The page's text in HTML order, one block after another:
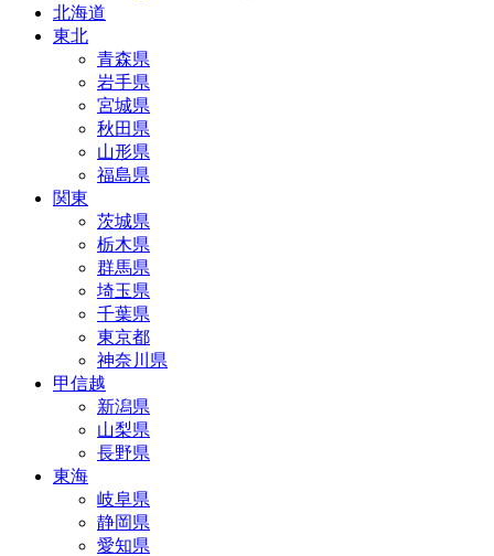
北海道
東北
青森県
岩手県
宮城県
秋田県
山形県
福島県
関東
茨城県
栃木県
群馬県
埼玉県
千葉県
東京都
神奈川県
甲信越
新潟県
山梨県
長野県
東海
岐阜県
静岡県
愛知県